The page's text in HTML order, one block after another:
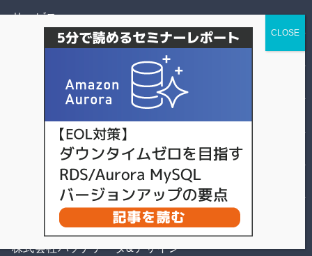
サービス
技術情報
イベント情報
お役立ち資料ダウンロード
株式会社パソナデータ&デザイン